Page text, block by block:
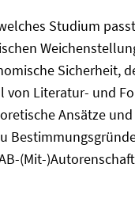
Studium
Sicherheit,
von Literatur- und
Ansätze
(Mit-